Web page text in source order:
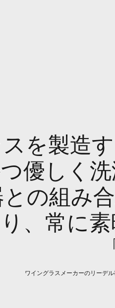
スを製造
優しく
の組み
、常に
「
ワイングラスメーカーのリーデ